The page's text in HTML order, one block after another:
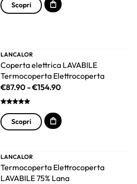
Scopri
LANCALOR
Coperta elettrica LAVABILE
Termocoperta Elettrocoperta
€87.90 -€154.90
Scopri
LANCALOR
Termocoperta Elettrocoperta
LAVABILE 75% Lana